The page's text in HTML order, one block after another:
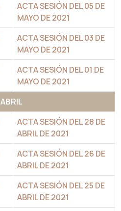
ACTA SESIÓN DEL 05 DE
MAYO DE 2021
ACTA SESIÓN DEL 03 DE
MAYO DE 2021
ACTA SESIÓN DEL 01 DE
MAYO DE 2021
ABRIL
ACTA SESIÓN DEL 28 DE
ABRIL DE 2021
ACTA SESIÓN DEL 26 DE
ABRIL DE 2021
ACTA SESIÓN DEL 25 DE
ABRIL DE 2021